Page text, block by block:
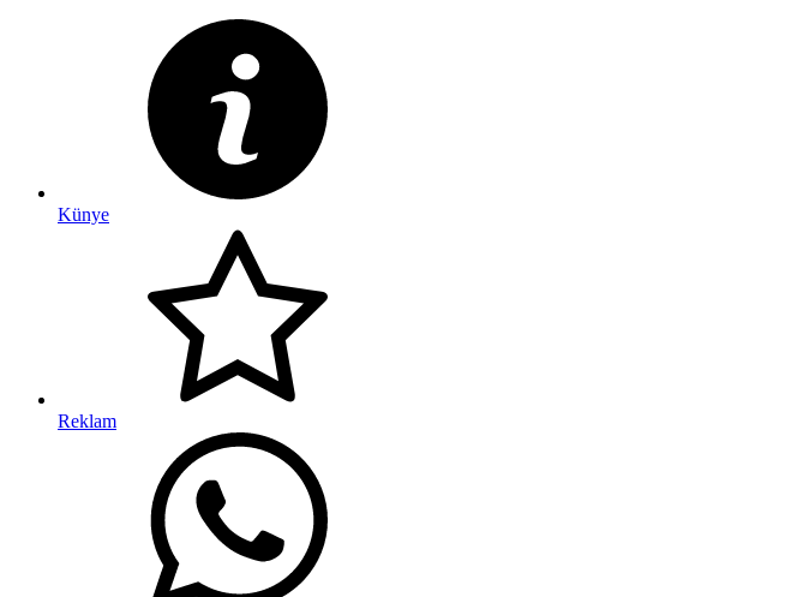
Künye
Reklam